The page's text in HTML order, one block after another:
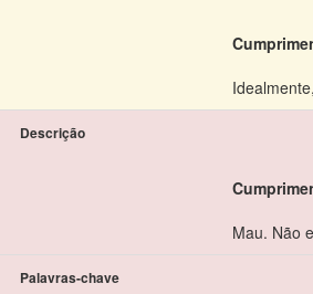
Descrição
Mau. Não
Palavras-chave